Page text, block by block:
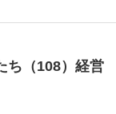
ち（108）経営